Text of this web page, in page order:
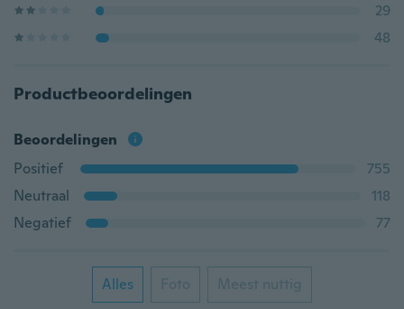
29
48
Productbeoordelingen
Beoordelingen
Positief
755
Neutraal
118
Negatief
77
Alles Foto Meest nuttig